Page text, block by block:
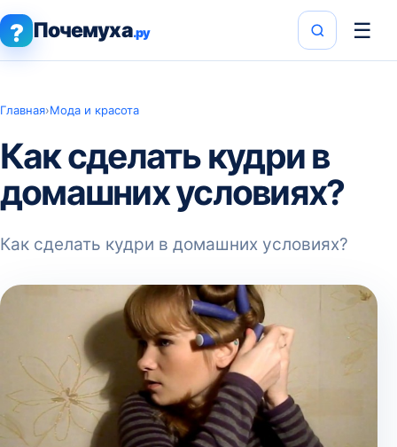
? Почемуха.ру ☰
Главная›Мода и красота
Как сделать кудри в
домашних условиях?
Как сделать кудри в домашних условиях?